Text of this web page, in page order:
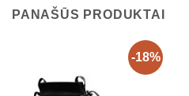
PANAŠŪS PRODUKTAI
-18%